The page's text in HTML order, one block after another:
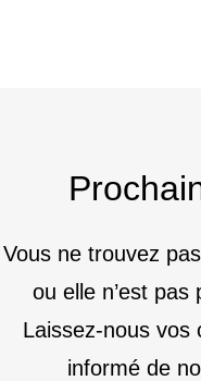
Vous ne trouvez
ou elle n’est
Laissez-nous vos
informé de